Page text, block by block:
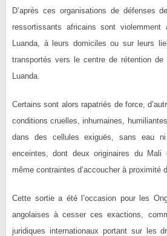
D’après ces organisations de défenses
ressortissants africains sont
Luanda, à leurs domiciles ou sur leurs
transportés vers le centre de rétention
Luanda.
Certains sont alors rapatriés de force,
conditions cruelles, inhumaines,
dans des cellules exiguës, sans eau ni
enceintes, dont deux originaires du
même contraintes d’accoucher à proximité
Cette sortie a été l’occasion pour les
angolaises à cesser ces exactions,
juridiques internationaux portant sur les